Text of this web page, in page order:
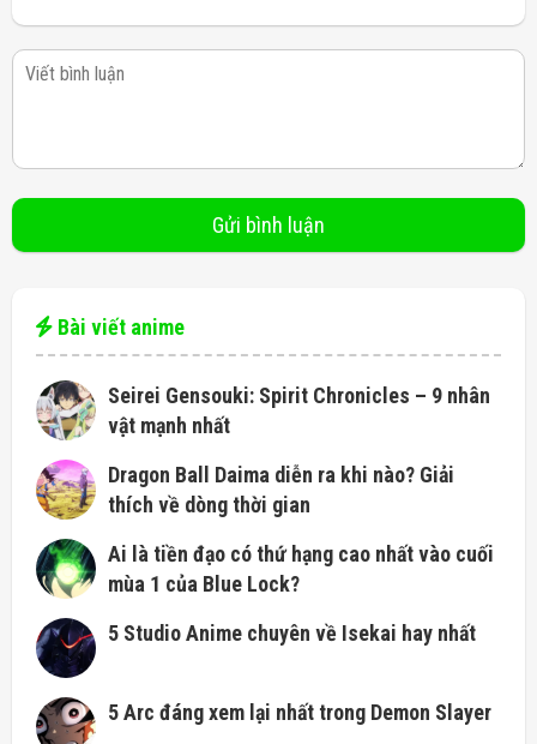
Bài viết anime
Seirei Gensouki: Spirit Chronicles – 9 nhân
vật mạnh nhất
Dragon Ball Daima diễn ra khi nào? Giải
thích về dòng thời gian
Ai là tiền đạo có thứ hạng cao nhất vào cuối
mùa 1 của Blue Lock?
5 Studio Anime chuyên về Isekai hay nhất
5 Arc đáng xem lại nhất trong Demon Slayer